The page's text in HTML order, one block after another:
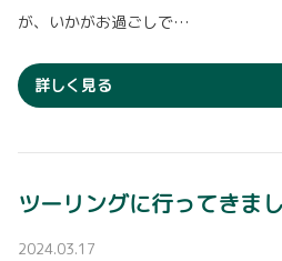
が、いかがお過ごしで…
詳しく見る
ツーリングに行ってきま
2024.03.17